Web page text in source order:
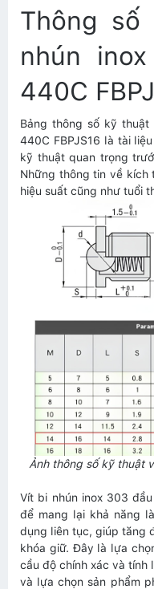
Thông
nhún
440C
Bảng thông số kỹ
440C FBPJS16 là tài
kỹ thuật quan trọng
Những thông tin về
hiệu suất cũng như tuổi
Ảnh thông số kỹ thuật
Vít bi nhún inox 303
để mang lại khả năng
dụng liên tục, giúp tăng
khóa giữ. Đây là lựa
cầu độ chính xác và
và lựa chọn sản phẩm